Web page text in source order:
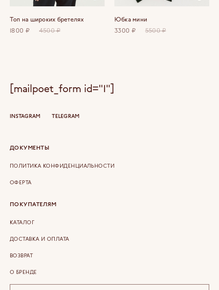
Топ на широких бретелях
1800 ₽
4500 ₽
Юбка мини
3300 ₽
5500 ₽
ДОКУМЕНТЫ
ПОЛИТИКА КОНФИДЕНЦИАЛЬНОСТИ
ОФЕРТА
ПОКУПАТЕЛЯМ
КАТАЛОГ
ДОСТАВКА И ОПЛАТА
ВОЗВРАТ
О БРЕНДЕ
INSTAGRAM TELEGRAM
[mailpoet_form id="1"]